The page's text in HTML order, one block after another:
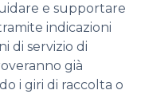
e supportare
indicazioni
di servizio di
già
i giri di raccolta o